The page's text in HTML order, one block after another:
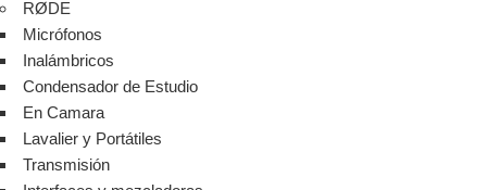
RØDE
Micrófonos
Inalámbricos
Condensador de Estudio
En Camara
Lavalier y Portátiles
Transmisión